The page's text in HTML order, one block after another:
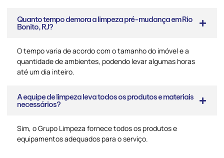
Quanto tempo demora a limpeza pré-mudança em Rio
Bonito, RJ?
O tempo varia de acordo com o tamanho do imóvel e a
quantidade de ambientes, podendo levar algumas horas
até um dia inteiro.
A equipe de limpeza leva todos os produtos e materiais
necessários?
Sim, o Grupo Limpeza fornece todos os produtos e
equipamentos adequados para o serviço.